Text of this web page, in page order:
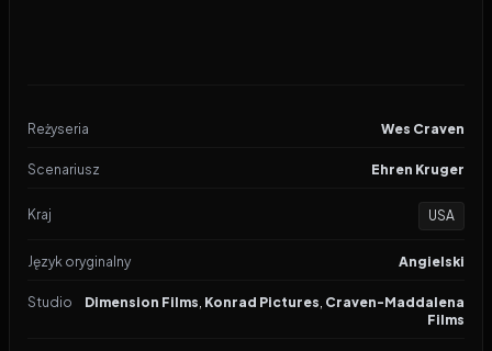
Reżyseria Wes Craven
Scenariusz Ehren Kruger
Kraj USA
Język oryginalny Angielski
Studio Dimension Films, Konrad Pictures, Craven-Maddalena
Films